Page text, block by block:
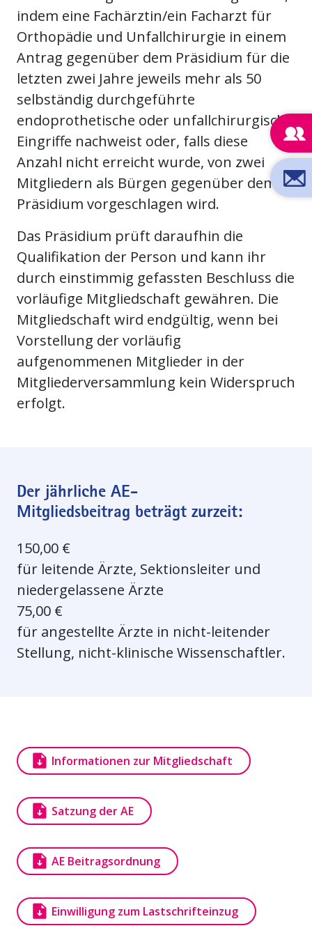
indem eine Fachärztin/ein Facharzt für
Orthopädie und Unfallchirurgie in einem
Antrag gegenüber dem Präsidium für die
letzten zwei Jahre jeweils mehr als 50
selbständig durchgeführte
endoprothetische oder unfallchirurgische
Eingriffe nachweist oder, falls diese
Anzahl nicht erreicht wurde, von zwei
Mitgliedern als Bürgen gegenüber dem
Präsidium vorgeschlagen wird.
Das Präsidium prüft daraufhin die
Qualifikation der Person und kann ihr
durch einstimmig gefassten Beschluss die
vorläufige Mitgliedschaft gewähren. Die
Mitgliedschaft wird endgültig, wenn bei
Vorstellung der vorläufig
aufgenommenen Mitglieder in der
Mitgliederversammlung kein Widerspruch
erfolgt.
Der jährliche AE-
Mitgliedsbeitrag beträgt zurzeit:
150,00 €
für leitende Ärzte, Sektionsleiter und
niedergelassene Ärzte
75,00 €
für angestellte Ärzte in nicht-leitender
Stellung, nicht-klinische Wissenschaftler.
Informationen zur Mitgliedschaft
Satzung der AE
AE Beitragsordnung
Einwilligung zum Lastschrifteinzug